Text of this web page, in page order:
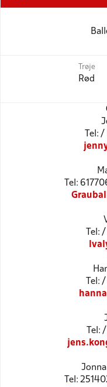
Trøje
Rød
Tel:
Tel:
Tel:
Tel:
Tel:
Tel: